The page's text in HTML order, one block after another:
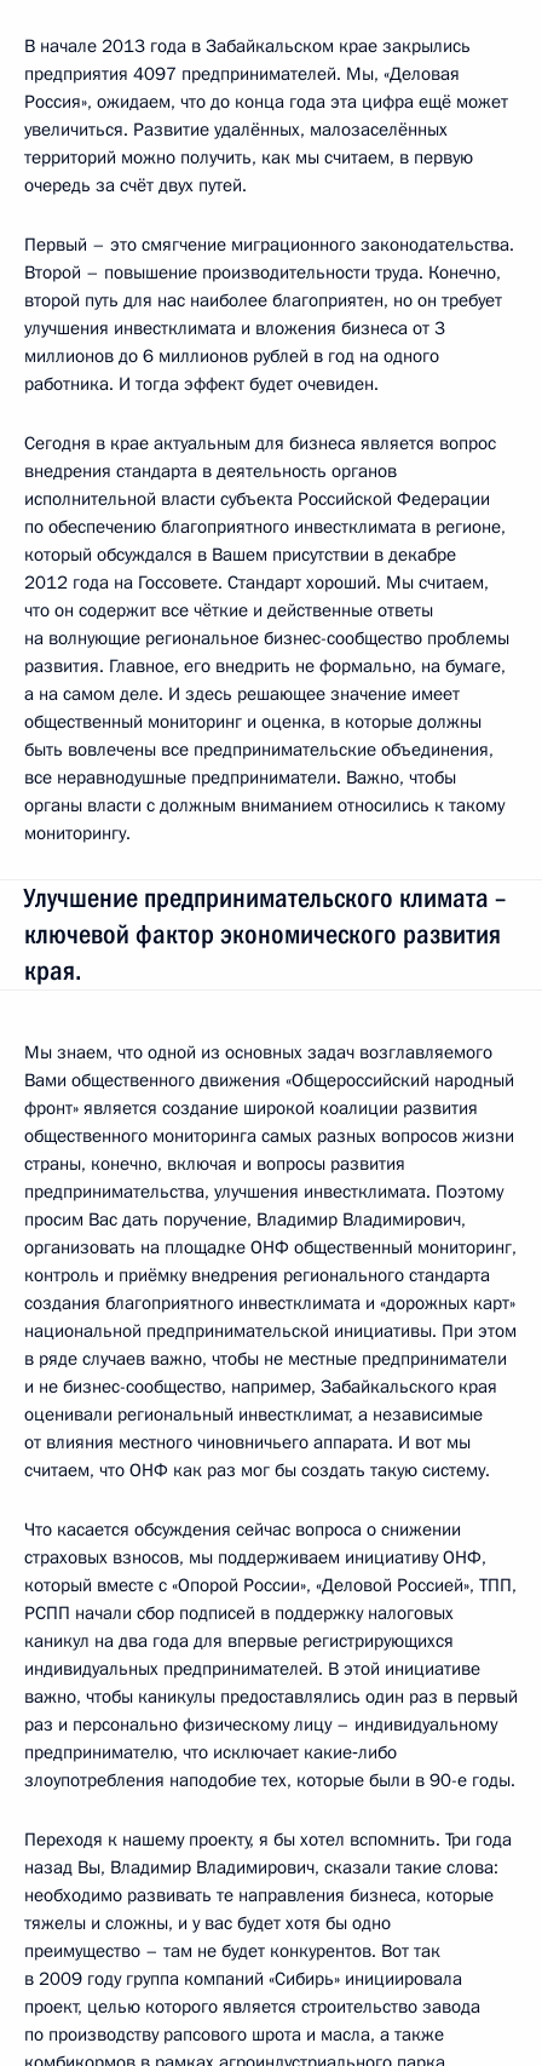
В начале 2013 года в Забайкальском крае закрылись
предприятия 4097 предпринимателей. Мы, «Деловая
Россия», ожидаем, что до конца года эта цифра ещё может
увеличиться. Развитие удалённых, малозаселённых
территорий можно получить, как мы считаем, в первую
очередь за счёт двух путей.
Первый – это смягчение миграционного законодательства.
Второй – повышение производительности труда. Конечно,
второй путь для нас наиболее благоприятен, но он требует
улучшения инвестклимата и вложения бизнеса от 3
миллионов до 6 миллионов рублей в год на одного
работника. И тогда эффект будет очевиден.
Сегодня в крае актуальным для бизнеса является вопрос
внедрения стандарта в деятельность органов
исполнительной власти субъекта Российской Федерации
по обеспечению благоприятного инвестклимата в регионе,
который обсуждался в Вашем присутствии в декабре
2012 года на Госсовете. Стандарт хороший. Мы считаем,
что он содержит все чёткие и действенные ответы
на волнующие региональное бизнес-сообщество проблемы
развития. Главное, его внедрить не формально, на бумаге,
а на самом деле. И здесь решающее значение имеет
общественный мониторинг и оценка, в которые должны
быть вовлечены все предпринимательские объединения,
все неравнодушные предприниматели. Важно, чтобы
органы власти с должным вниманием относились к такому
мониторингу.
Улучшение предпринимательского климата –
ключевой фактор экономического развития
края.
Мы знаем, что одной из основных задач возглавляемого
Вами общественного движения «Общероссийский народный
фронт» является создание широкой коалиции развития
общественного мониторинга самых разных вопросов жизни
страны, конечно, включая и вопросы развития
предпринимательства, улучшения инвестклимата. Поэтому
просим Вас дать поручение, Владимир Владимирович,
организовать на площадке ОНФ общественный мониторинг,
контроль и приёмку внедрения регионального стандарта
создания благоприятного инвестклимата и «дорожных карт»
национальной предпринимательской инициативы. При этом
в ряде случаев важно, чтобы не местные предприниматели
и не бизнес-сообщество, например, Забайкальского края
оценивали региональный инвестклимат, а независимые
от влияния местного чиновничьего аппарата. И вот мы
считаем, что ОНФ как раз мог бы создать такую систему.
Что касается обсуждения сейчас вопроса о снижении
страховых взносов, мы поддерживаем инициативу ОНФ,
который вместе с «Опорой России», «Деловой Россией», ТПП,
РСПП начали сбор подписей в поддержку налоговых
каникул на два года для впервые регистрирующихся
индивидуальных предпринимателей. В этой инициативе
важно, чтобы каникулы предоставлялись один раз в первый
раз и персонально физическому лицу – индивидуальному
предпринимателю, что исключает какие‑либо
злоупотребления наподобие тех, которые были в 90-е годы.
Переходя к нашему проекту, я бы хотел вспомнить. Три года
назад Вы, Владимир Владимирович, сказали такие слова:
необходимо развивать те направления бизнеса, которые
тяжелы и сложны, и у вас будет хотя бы одно
преимущество – там не будет конкурентов. Вот так
в 2009 году группа компаний «Сибирь» инициировала
проект, целью которого является строительство завода
по производству рапсового шрота и масла, а также